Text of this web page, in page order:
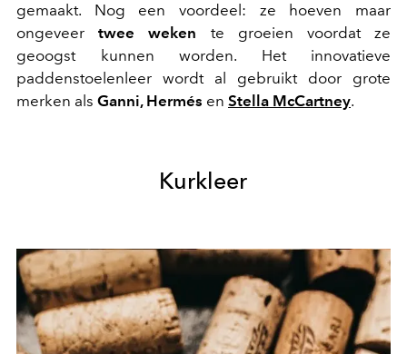
gemaakt. Nog een voordeel: ze hoeven maar
ongeveertwee weken te groeien voordat ze
geoogst kunnen worden. Het innovatieve
paddenstoelenleer wordt al gebruikt door grote
merken als Ganni, Hermés en Stella McCartney.
Kurkleer